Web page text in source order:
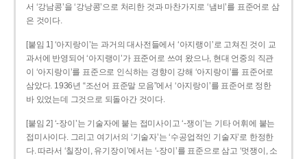
서 ‘강남콩’을 ‘강낭콩’으로 처리한 것과 마찬가지로 ‘냄비’를 표준어로 삼
은 것이다.
[붙임 1] ‘아지랑이’는 과거의 대사전들에서 ‘아지랭이’로 고쳐진 것이 교
과서에 반영되어 ‘아지랭이’가 표준어로 쓰여 왔으나, 현대 언중의 직관
이 ‘아지랑이’를 표준으로 인식하는 경향이 강해 ‘아지랑이’를 표준어로
삼았다. 1936년 “조선어 표준말 모음”에서 ‘아지랑이’를 표준어로 정한
바 있었는데 그것으로 되돌아간 것이다.
[붙임 2] ‘-장이’는 기술자에 붙는 접미사이고 ‘-쟁이’는 기타 어휘에 붙는
접미사이다. 그리고 여기서의 ‘기술자’는 ‘수공업적인 기술자’로 한정한
다. 따라서 ‘칠장이, 유기장이’에서는 ‘-장이’를 표준으로 삼고 ‘멋쟁이, 소